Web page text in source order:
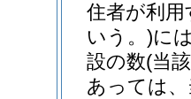
住者が利
いう。)に
設の数(当
あっては